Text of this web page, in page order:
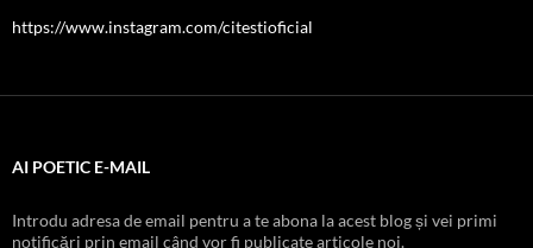
https://www.instagram.com/citestioficial
AI POETIC E-MAIL
Introdu adresa de email pentru a te abona la acest blog și vei primi
notificări prin email când vor fi publicate articole noi.